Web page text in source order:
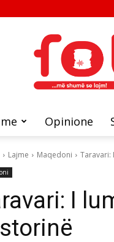
FOL
Opinione
Lajme Maqedoni Taravari:
I